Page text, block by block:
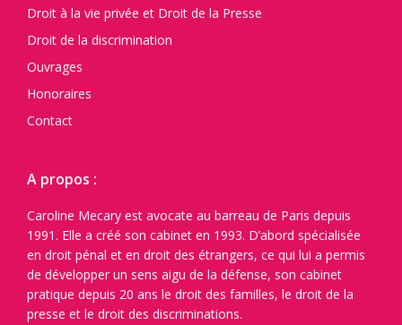
Droit à la vie privée et Droit de la Presse
Droit de la discrimination
Ouvrages
Honoraires
Contact
A propos :
Caroline Mecary est avocate au barreau de Paris depuis
1991. Elle a créé son cabinet en 1993. D’abord spécialisée
en droit pénal et en droit des étrangers, ce qui lui a permis
de développer un sens aigu de la défense, son cabinet
pratique depuis 20 ans le droit des familles, le droit de la
presse et le droit des discriminations.